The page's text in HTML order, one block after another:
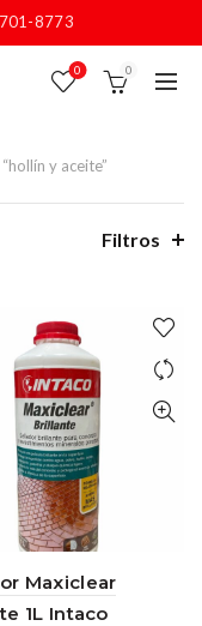
8773
0 0
y aceite”
Filtros
Maxiclear
1L Intaco